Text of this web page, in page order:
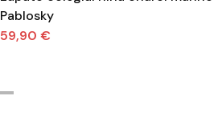
Pablosky
59,90 €